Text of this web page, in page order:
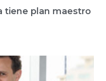
tiene plan maestro